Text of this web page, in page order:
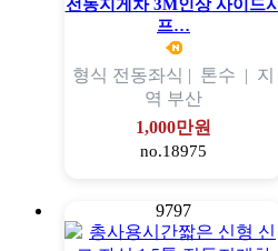
전동지게차 3M인상 사이드시
프…
형식 전동좌식 | 톤수 | 지
역 부산
1,000만원
no.18975
9797